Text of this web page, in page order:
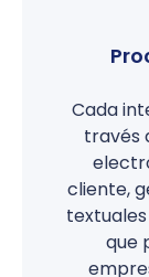
Cada
través
cliente,
que